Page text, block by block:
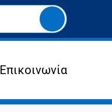
Yποβολή
αναζήτησης
Επικοινωνία